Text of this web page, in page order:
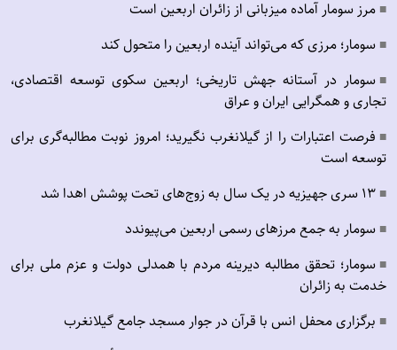
■ مرز سومار آماده میزبانی از زائران اربعین است
■ سومار؛ مرزی که می‌تواند آینده اربعین را متحول کند
■ سومار در آستانه جهش تاریخی؛ اربعین سکوی توسعه اقتصادی،
تجاری و همگرایی ایران و عراق
■ فرصت اعتبارات را از گیلانغرب نگیرید؛ امروز نوبت مطالبه‌گری برای
توسعه است
■ ۱۳ سری جهیزیه در یک سال به زوج‌های تحت پوشش اهدا شد
■ سومار به جمع مرزهای رسمی اربعین می‌پیوندد
■ سومار؛ تحقق مطالبه دیرینه مردم با همدلی دولت و عزم ملی برای
خدمت به زائران
■ برگزاری محفل انس با قرآن در جوار مسجد جامع گیلانغرب